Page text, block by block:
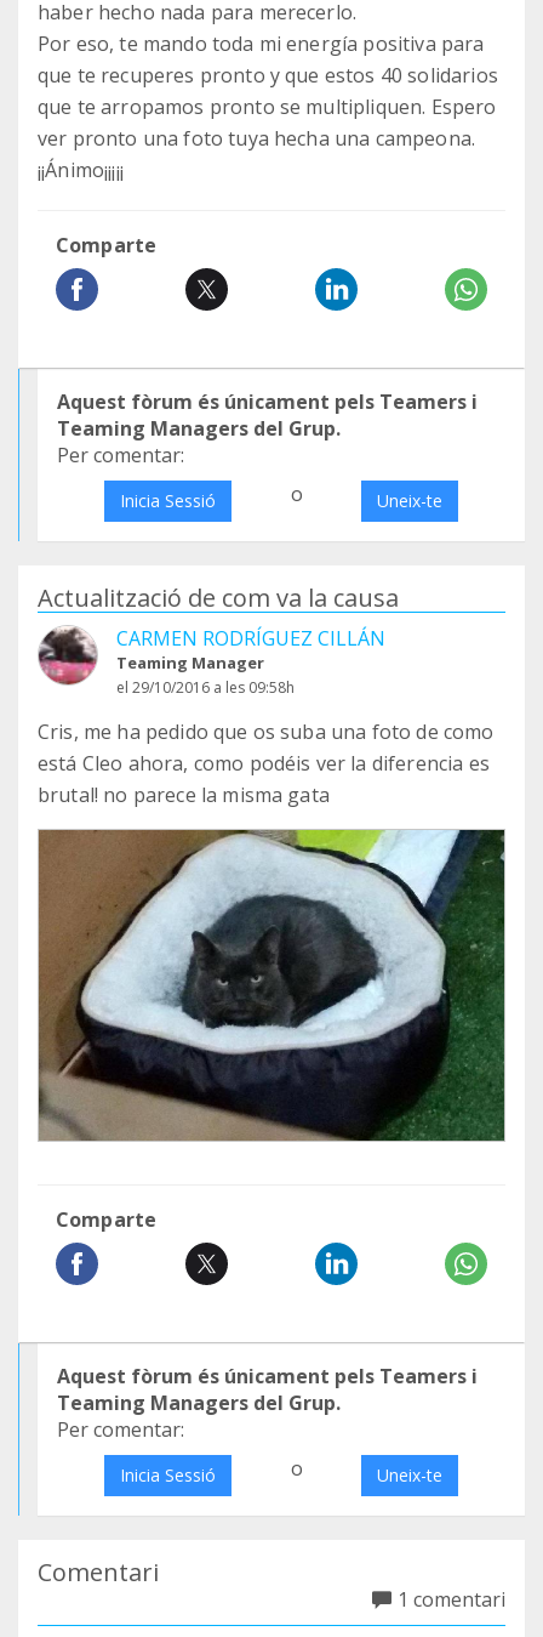
haber hecho nada para merecerlo.
Por eso, te mando toda mi energía positiva para
que te recuperes pronto y que estos 40 solidarios
que te arropamos pronto se multipliquen. Espero
ver pronto una foto tuya hecha una campeona.
¡¡Ánimo¡¡¡¡¡
Comparte
Aquest fòrum és únicament pels Teamers i
Teaming Managers del Grup.
Per comentar:
Inicia Sessió o Uneix-te
Actualització de com va la causa
CARMEN RODRÍGUEZ CILLÁN
Teaming Manager
el 29/10/2016 a les 09:58h
Cris, me ha pedido que os suba una foto de como
está Cleo ahora, como podéis ver la diferencia es
brutal! no parece la misma gata
Comparte
Aquest fòrum és únicament pels Teamers i
Teaming Managers del Grup.
Per comentar:
Inicia Sessió o Uneix-te
Comentari
1 comentari